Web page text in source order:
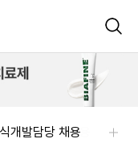
무별 수시채용
개발담당 채용